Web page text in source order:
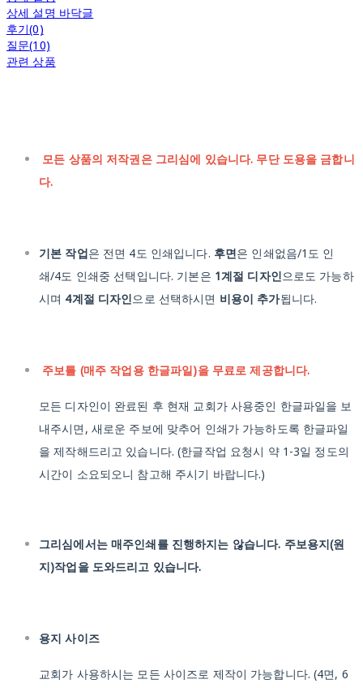
상세 설명 바닥글
후기(0)
질문(10)
관련 상품
모든 상품의 저작권은 그리심에 있습니다. 무단 도용을 금합니
다.
기본 작업은 전면 4도 인쇄입니다. 후면은 인쇄없음/1도 인
쇄/4도 인쇄중 선택입니다. 기본은 1계절 디자인으로도 가능하
시며 4계절 디자인으로 선택하시면 비용이 추가됩니다.
주보틀 (매주 작업용 한글파일)을 무료로 제공합니다.
모든 디자인이 완료된 후 현재 교회가 사용중인 한글파일을 보
내주시면, 새로운 주보에 맞추어 인쇄가 가능하도록 한글파일
을 제작해드리고 있습니다.(한글작업 요청시 약 1-3일 정도의
시간이 소요되오니 참고해 주시기 바랍니다.)
그리심에서는 매주인쇄를 진행하지는 않습니다. 주보용지(원
지)작업을 도와드리고 있습니다.
용지 사이즈
교회가 사용하시는 모든 사이즈로 제작이 가능합니다.(4면, 6